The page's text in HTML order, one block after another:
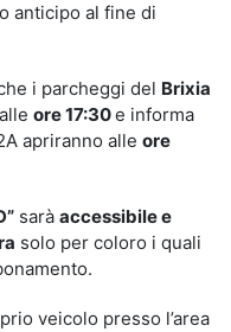
anticipo al fine di
i parcheggi del Brixia
ore 17:30e informa
apriranno alle ore
sarà accessibile e
solo per coloro i quali
veicolo presso l’area